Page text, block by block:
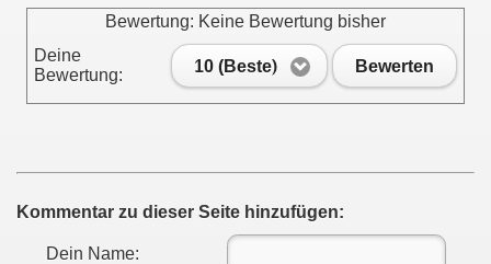
Bewertung: Keine Bewertung bisher
Deine
Bewertung:
10 (Beste) Bewerten
Kommentar zu dieser Seite hinzufügen:
Dein Name: